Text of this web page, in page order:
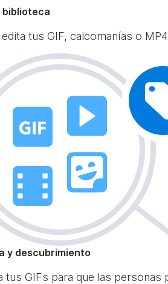
biblioteca
tus GIF, calcomanías o
y descubrimiento
tus GIFs para que las